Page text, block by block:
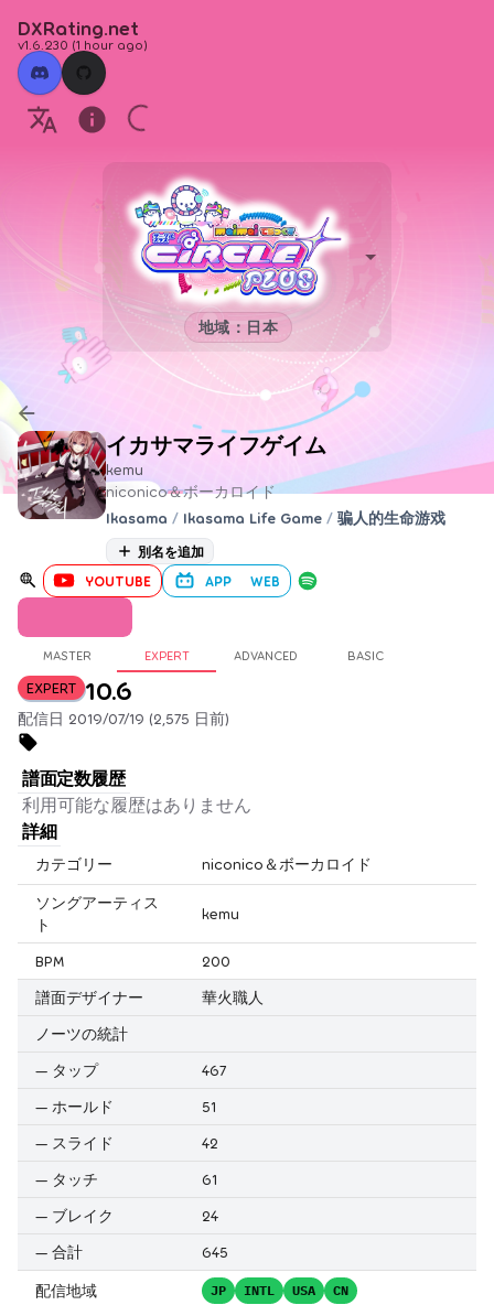
DXRating.net
v1.6.230 (1 hour ago)
地域：日本
イカサマライフゲイム
kemu
niconico＆ボーカロイド
Ikasama / Ikasama Life Game / 骗人的生命游戏
別名を追加
YOUTUBE APP WEB
MASTER EXPERT ADVANCED BASIC
EXPERT 10.6
配信日 2019/07/19 (2,575 日前)
譜面定数履歴
利用可能な履歴はありません
詳細
カテゴリー niconico＆ボーカロイド
ソングアーティス
ト
kemu
BPM
200
譜面デザイナー
華火職人
ノーツの統計
— タップ
467
— ホールド
51
— スライド
42
— タッチ
61
— ブレイク
24
— 合計 645
配信地域 JP INTL USA CN